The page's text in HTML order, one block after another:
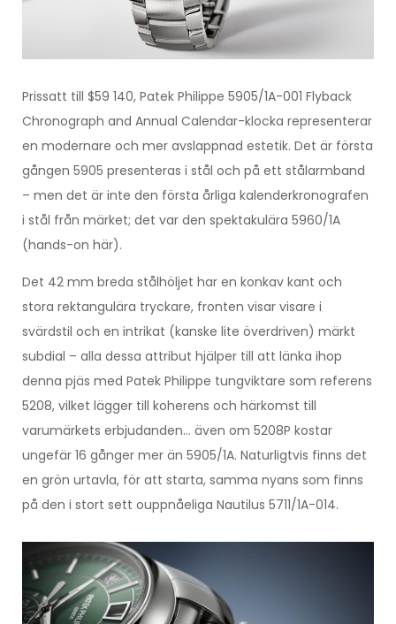
Prissatt till $59 140, Patek Philippe 5905/1A-001 Flyback
Chronograph and Annual Calendar-klocka representerar
en modernare och mer avslappnad estetik. Det är första
gången 5905 presenteras i stål och på ett stålarmband
– men det är inte den första årliga kalenderkronografen
i stål från märket; det var den spektakulära 5960/1A
(hands-on här).
Det 42 mm breda stålhöljet har en konkav kant och
stora rektangulära tryckare, fronten visar visare i
svärdstil och en intrikat (kanske lite överdriven) märkt
subdial – alla dessa attribut hjälper till att länka ihop
denna pjäs med Patek Philippe tungviktare som referens
5208, vilket lägger till koherens och härkomst till
varumärkets erbjudanden… även om 5208P kostar
ungefär 16 gånger mer än 5905/1A. Naturligtvis finns det
en grön urtavla, för att starta, samma nyans som finns
på den i stort sett ouppnåeliga Nautilus 5711/1A-014.